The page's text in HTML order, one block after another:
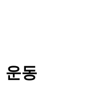
운동